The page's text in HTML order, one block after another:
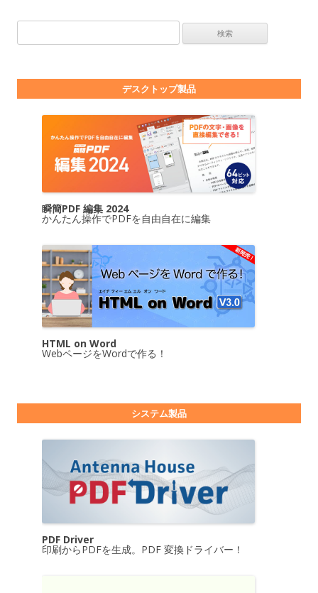
デスクトップ製品
瞬簡PDF 編集 2024
かんたん操作でPDFを自由自在に編集
HTML on Word
WebページをWordで作る！
システム製品
PDF Driver
印刷からPDFを生成。PDF 変換ドライバー！